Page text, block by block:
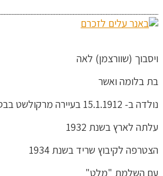
ויסבוך (שוורצמן) לאה
בת בלומה ואשר
נולדה ב- 15.1.1912 בעיירה מרקולשט בבסרביה
עלתה לארץ בשנת 1932
הצטרפה לקיבוץ שריד בשנת 1934
עם השלמת "מלט"